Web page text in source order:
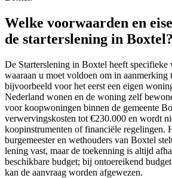
Welke voorwaarden en
de starterslening in Boxtel?
De Starterslening in Boxtel heeft specifieke
waaraan u moet voldoen om in aanmerking
bijvoorbeeld voor het eerst een eigen
Nederland wonen en de woning zelf
voor koopwoningen binnen de gemeente
verwervingskosten tot €230.000 en wordt
koopinstrumenten of financiële regelingen.
burgemeester en wethouders van Boxtel
lening vast, maar de toekenning is altijd
beschikbare budget; bij ontoereikend
kan de aanvraag worden afgewezen.